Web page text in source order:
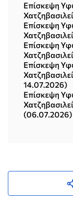
Επίσκεψη
Επίσκεψη
Επίσκεψη
Επίσκεψη
14.07.2026)
Επίσκεψη
(06.07.2026)